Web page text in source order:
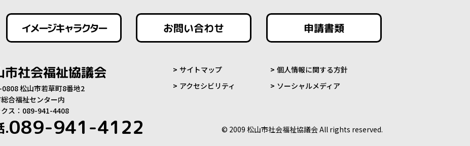
イメージキャラクター お問い合わせ 申請書類
市社会福祉協議会
0808 松山市若草町8番地2
合福祉センター内
クス：089-941-4408
.089-941-4122
サイトマップ
個人情報に関する方針
アクセシビリティ
ソーシャルメディア
© 2009 松山市社会福祉協議会 All rights reserved.